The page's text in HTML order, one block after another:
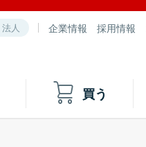
法人 企業情報 採用情報
買う